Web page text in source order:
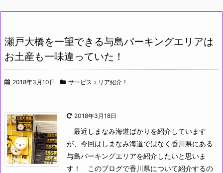
瀬戸大橋を一望できる与島パーキングエリアは
お土産も一味違っていた！
2018年3月10日 サービスエリア紹介！
2018年3月18日
最近しまなみ海道ばかりを紹介しています
が、今回はしまなみ海道ではなく香川県にある
与島パーキングエリアを紹介したいと思いま
す！
このブログで香川県について紹介するの